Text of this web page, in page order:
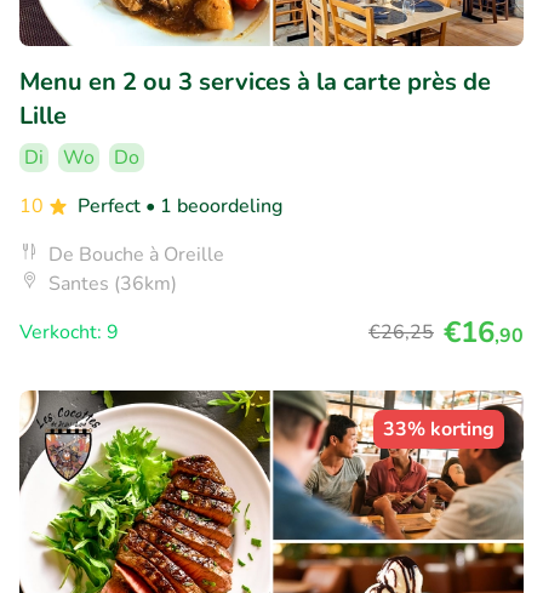
Menu en 2 ou 3 services à la carte près de
Lille
Di Wo
Do
10
Perfect • 1 beoordeling
De Bouche à Oreille
Santes (36km)
Verkocht: 9
€26,25 €16,90
33% korting